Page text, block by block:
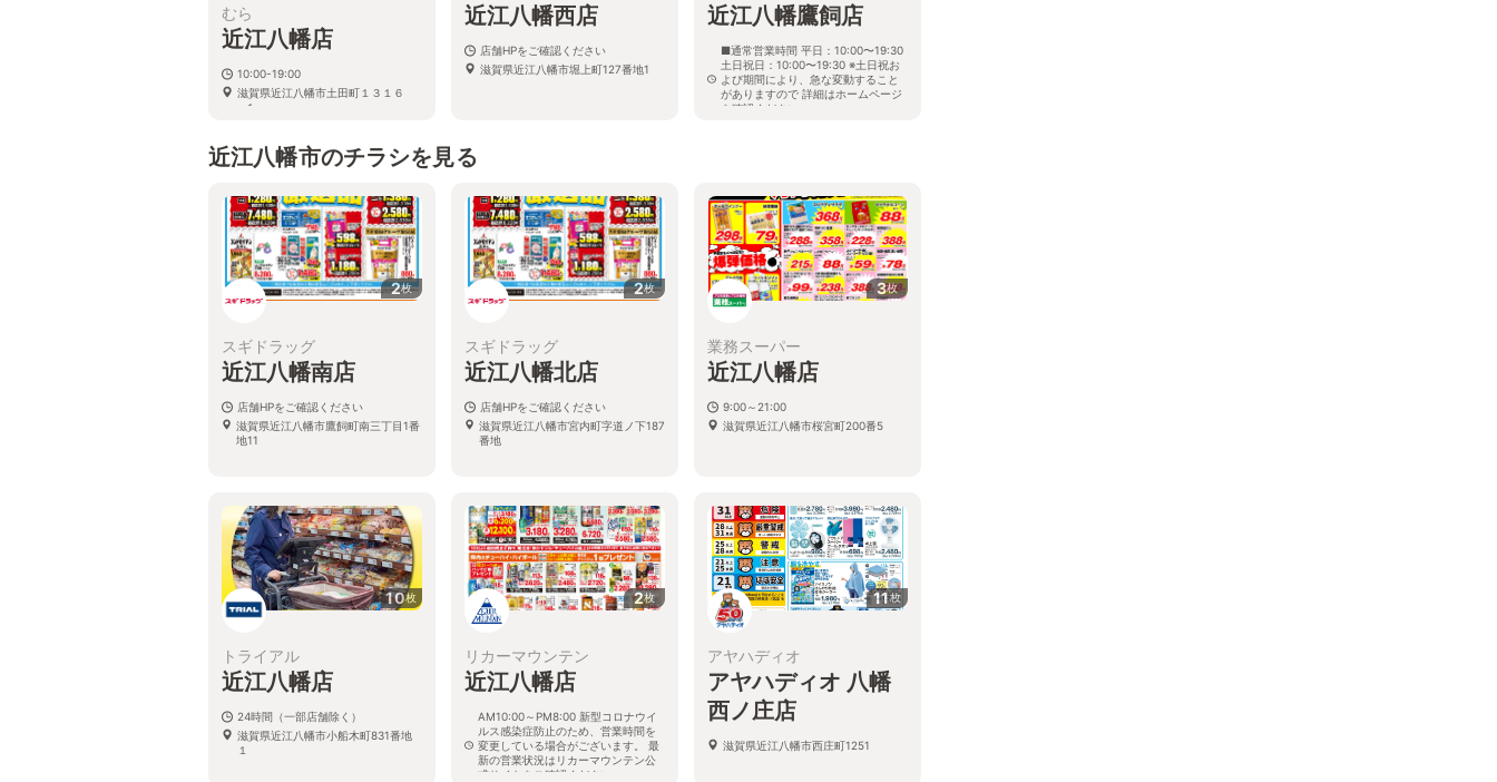
むら
近江八幡店
10:00-19:00
滋賀県近江八幡市土田町１３１６
−１
近江八幡西店
店舗HPをご確認ください
滋賀県近江八幡市堀上町127番地1
近江八幡鷹飼店
■通常営業時間 平日：10:00〜19:30
土日祝日：10:00〜19:30 ※土日祝お
よび期間により、急な変動すること
がありますので 詳細はホームページ
を確認ください
近江八幡市のチラシを見る
2枚
スギドラッグ
近江八幡南店
店舗HPをご確認ください
滋賀県近江八幡市鷹飼町南三丁目1番
地11
2枚
スギドラッグ
近江八幡北店
店舗HPをご確認ください
滋賀県近江八幡市宮内町字道ノ下187
番地
3枚
業務スーパー
近江八幡店
9:00～21:00
滋賀県近江八幡市桜宮町200番5
10枚
トライアル
近江八幡店
24時間（一部店舗除く）
滋賀県近江八幡市小船木町831番地
１
2枚
リカーマウンテン
近江八幡店
AM10:00～PM8:00 新型コロナウイ
ルス感染症防止のため、営業時間を
変更している場合がございます。 最
新の営業状況はリカーマウンテン公
式サイトをご確認ください。
11枚
アヤハディオ
アヤハディオ 八幡
西ノ庄店
滋賀県近江八幡市西庄町1251